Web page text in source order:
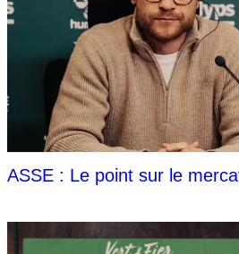
ASSE : Le point sur le